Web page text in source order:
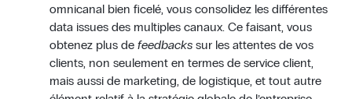
omnicanal bien ficelé, vous consolidez les différentes
data issues des multiples canaux. Ce faisant, vous
obtenez plus de feedbackssur les attentes de vos
clients, non seulement en termes de service client,
mais aussi de marketing, de logistique, et tout autre